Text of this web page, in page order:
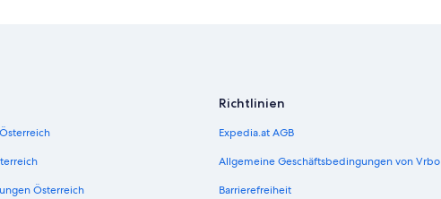
Sea Ranch Hotels
Vichy Springs Hotels
Österreich
Richtlinien
Expedia.at AGB
Allgemeine Geschäftsbedingungen von Vrbo
Barrierefreiheit